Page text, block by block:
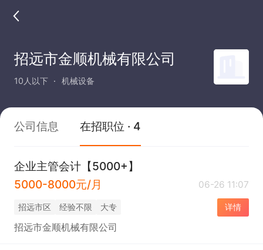
招远市金顺机械有限公司
10人以下 机械设备
公司信息 在招职位 · 4
企业主管会计【5000+】
5000-8000元/月
06-26 11:07
招远市区 经验不限 大专 详情
招远市金顺机械有限公司